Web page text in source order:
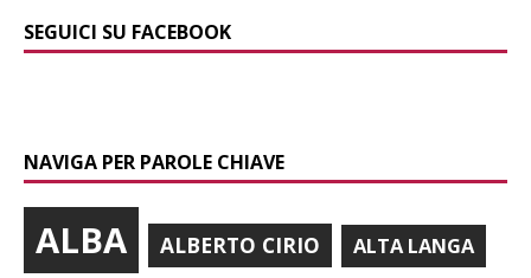
SEGUICI SU FACEBOOK
NAVIGA PER PAROLE CHIAVE
ALBA ALBERTO CIRIO ALTA LANGA